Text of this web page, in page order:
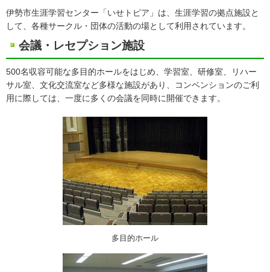
伊勢市生涯学習センター「いせトピア」は、生涯学習の拠点施設と
して、各種サークル・団体の活動の場として利用されています。
会議・レセプション施設
500名収容可能な多目的ホールをはじめ、学習室、研修室、リハー
サル室、文化交流室など多様な施設があり、コンベンションのご利
用に際しては、一度に多くの会議を同時に開催できます。
多目的ホール